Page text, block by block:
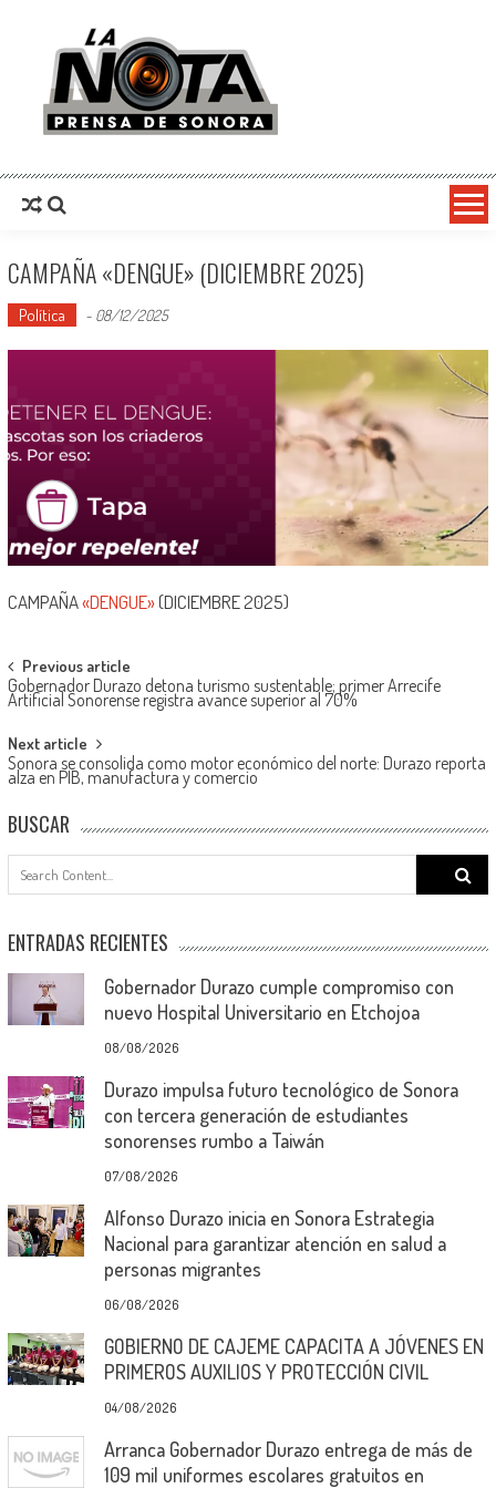
La Nota Prensa De Sonora
CAMPAÑA «DENGUE» (DICIEMBRE 2025)
Política - 08/12/2025
CAMPAÑA«DENGUE»(DICIEMBRE 2025)
Post
navigation
Previous article
Gobernador Durazo detona turismo sustentable; primer Arrecife
Artificial Sonorense registra avance superior al 70%
Next article
Sonora se consolida como motor económico del norte: Durazo reporta
alza en PIB, manufactura y comercio
BUSCAR
Search
for:
ENTRADAS RECIENTES
Gobernador Durazo cumple compromiso con
nuevo Hospital Universitario en Etchojoa
08/08/2026
Durazo impulsa futuro tecnológico de Sonora
con tercera generación de estudiantes
sonorenses rumbo a Taiwán
07/08/2026
Alfonso Durazo inicia en Sonora Estrategia
Nacional para garantizar atención en salud a
personas migrantes
06/08/2026
GOBIERNO DE CAJEME CAPACITA A JÓVENES EN
PRIMEROS AUXILIOS Y PROTECCIÓN CIVIL
04/08/2026
Arranca Gobernador Durazo entrega de más de
109 mil uniformes escolares gratuitos en